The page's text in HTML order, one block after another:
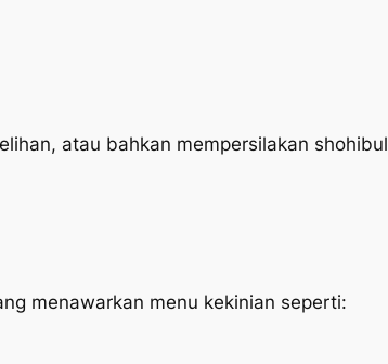
atau bahkan mempersilakan shohibul
menawarkan menu kekinian seperti: